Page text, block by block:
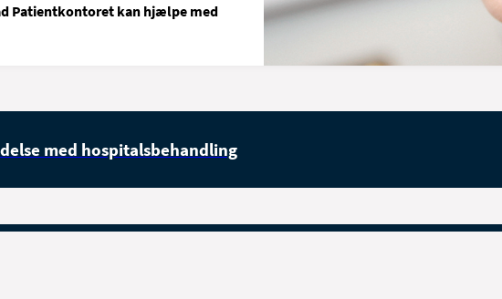
Patientkontoret kan hjælpe med
med hospitalsbehandling